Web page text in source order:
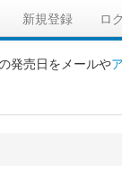
新規登録 ロ
発売日をメールや